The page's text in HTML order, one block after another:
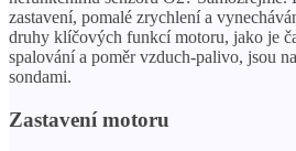
zastavení, pomalé zrychlení a
druhy klíčových funkcí motoru, jako je
spalování a poměr vzduch-palivo, jsou
sondami.
Zastavení motoru